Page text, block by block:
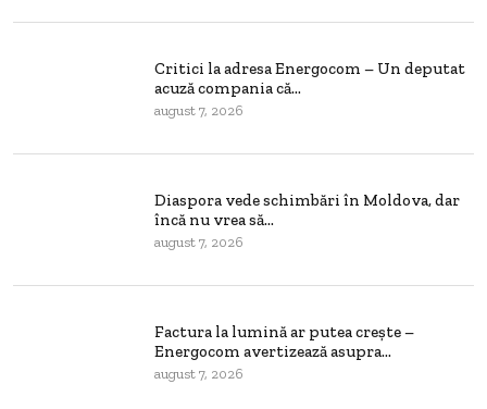
Critici la adresa Energocom – Un deputat
acuză compania că...
august 7, 2026
Diaspora vede schimbări în Moldova, dar
încă nu vrea să...
august 7, 2026
Factura la lumină ar putea crește –
Energocom avertizează asupra...
august 7, 2026